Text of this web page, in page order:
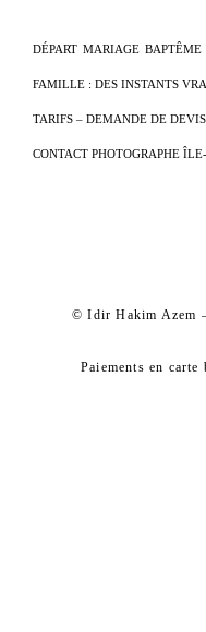
DÉPART MARIAGE BAPTÊME
FAMILLE : DES INSTANTS
TARIFS – DEMANDE DE DEVIS
CONTACT PHOTOGRAPHE
© Idir Hakim Azem
Paiements en carte